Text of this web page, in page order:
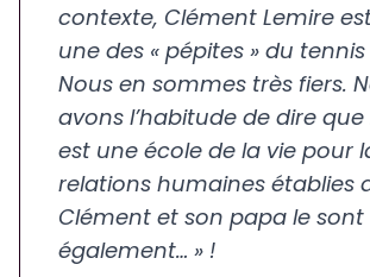
contexte, Clément Lemire
une des « pépites » du
Nous en sommes très fiers.
avons l’habitude de dire que
est une école de la vie pour
relations humaines établies
Clément et son papa le sont
également… » !